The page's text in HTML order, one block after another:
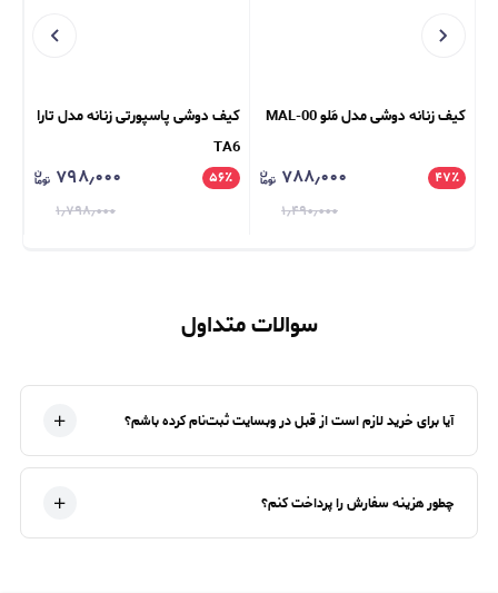
کیف زنانه دوشی مدل مَلو MAL-00
۴۷٪ ۷۸۸٫۰۰۰
۱٫۴۹۰٫۰۰۰
کیف دوشی پاسپورتی زنانه مدل تارا
TA6
۵۶٪ ۷۹۸٫۰۰۰
۱٫۷۹۸٫۰۰۰
سوالات متداول
آیا برای خرید لازم است از قبل در وبسایت ثبت‌نام کرده باشم؟
چطور هزینه سفارش را پرداخت کنم؟